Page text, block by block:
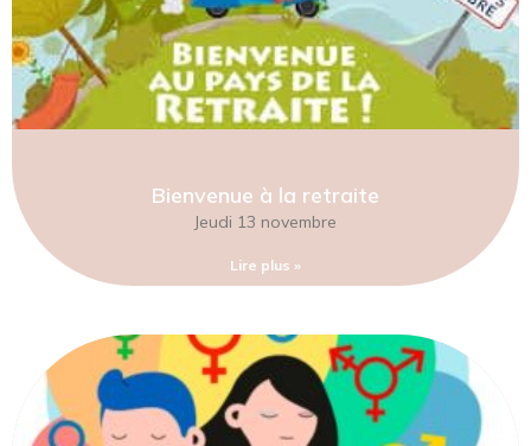
Bienvenue à la retraite
Jeudi 13 novembre
Lire plus »